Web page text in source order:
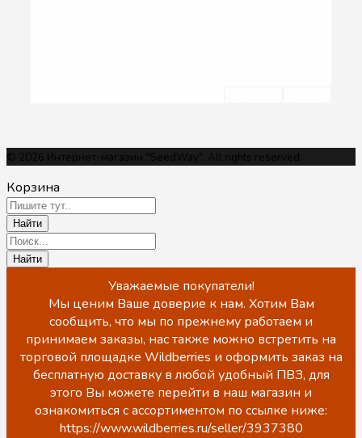
© 2026 Интернет-магазин "SeedWay". All rights reserved.
Корзина
Уважаемые покупатели!
Мы ценим Ваше доверие к нам. Хотим Вам
сообщить, что мы по прежнему работаем и
принимаем заказы, нас также можно встретить на
торговой площадке Wildberries и оформить заказ на
бесплатную доставку в любой удобный ПВЗ, для
этого Вы можете перейти в наш магазин и
ознакомиться с ассортиментом по ссылке ниже:
https://www.wildberries.ru/seller/3937380